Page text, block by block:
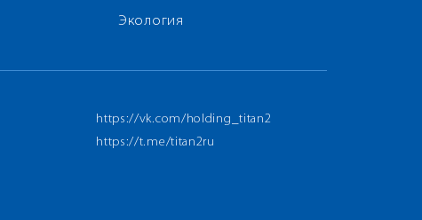
Экология
https://vk.com/holding_titan2
https://t.me/titan2ru